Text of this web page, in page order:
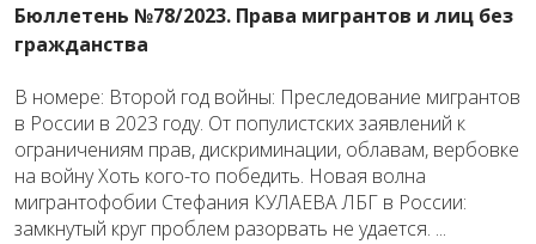
Бюллетень №78/2023. Права мигрантов и лиц без
гражданства
В номере: Второй год войны: Преследование мигрантов
в России в 2023 году. От популистских заявлений к
ограничениям прав, дискриминации, облавам, вербовке
на войну Хоть кого-то победить. Новая волна
мигрантофобии Стефания КУЛАЕВА ЛБГ в России:
замкнутый круг проблем разорвать не удается. ...